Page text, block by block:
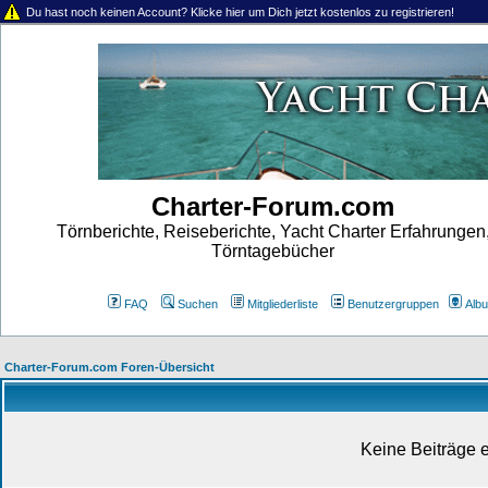
Du hast noch keinen Account? Klicke hier um Dich jetzt kostenlos zu registrieren!
Charter-Forum.com
Törnberichte, Reiseberichte, Yacht Charter
Törntagebücher
FAQ Suchen Mitgliederliste Benutzergruppen
Charter-Forum.com Foren-Übersicht
Keine Beiträge